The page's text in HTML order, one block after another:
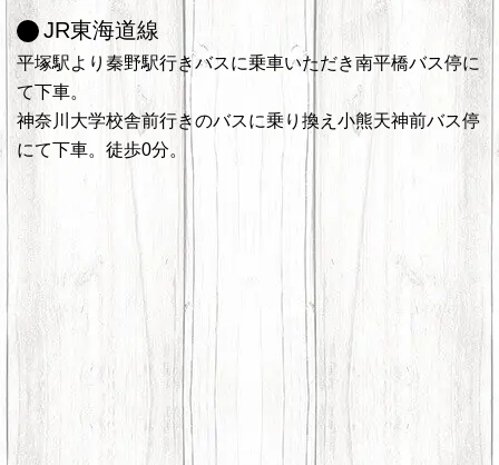
JR東海道線
平塚駅より秦野駅行きバスに乗車いただき南平橋バス停に
て下車。
神奈川大学校舎前行きのバスに乗り換え小熊天神前バス停
にて下車。徒歩0分。